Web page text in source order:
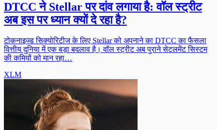
DTCC ने Stellar पर दांव लगाया है: वॉल स्ट्रीट
अब इस पर ध्यान क्यों दे रहा है?
टोकनाइज्ड सिक्योरिटीज के लिए Stellar को अपनाने का DTCC का फैसला
वित्तीय दुनिया में एक बड़ा बदलाव है। वॉल स्ट्रीट अब पुराने सेटलमेंट सिस्टम
की कमियों को मान रहा…
XLM